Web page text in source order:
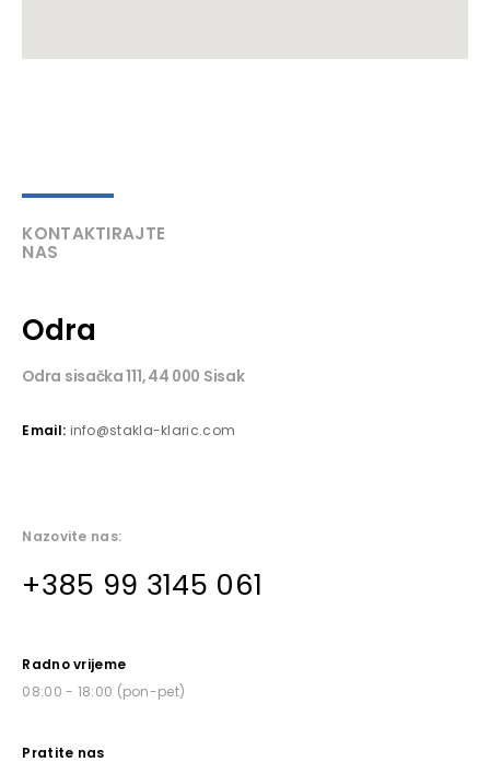
KONTAKTIRAJTE
NAS
Odra
Odra sisačka 111, 44 000 Sisak
Email: info@stakla-klaric.com
Nazovite nas:
+385 99 3145 061
Radno vrijeme
08:00 - 18:00 (pon-pet)
Pratite nas